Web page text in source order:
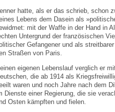
hatte, als er das schrieb, schon
Lebens dem Dasein als
mit der Waffe in der Hand in
Untergrund der französischen
Gefangener und als
Straßen von Paris.
eigenen Lebenslauf verglich er
die ab 1914 als
waren und noch Jahre nach dem
Dienste einer Regierung, die sie
Osten kämpften und fielen.